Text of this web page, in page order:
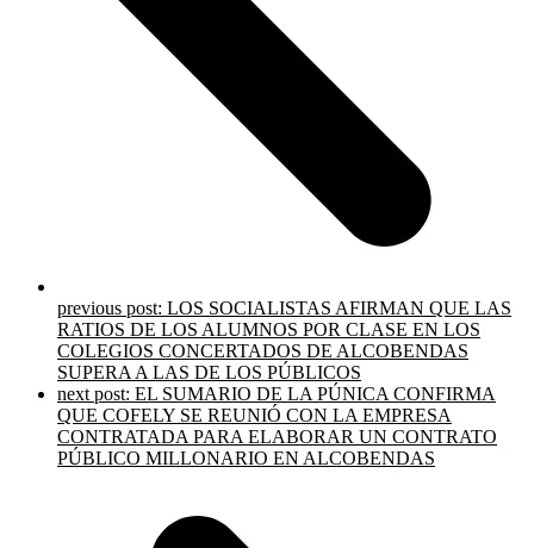
previous post: LOS SOCIALISTAS AFIRMAN QUE LAS
RATIOS DE LOS ALUMNOS POR CLASE EN LOS
COLEGIOS CONCERTADOS DE ALCOBENDAS
SUPERA A LAS DE LOS PÚBLICOS
next post: EL SUMARIO DE LA PÚNICA CONFIRMA
QUE COFELY SE REUNIÓ CON LA EMPRESA
CONTRATADA PARA ELABORAR UN CONTRATO
PÚBLICO MILLONARIO EN ALCOBENDAS